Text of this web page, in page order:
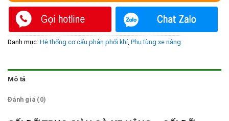
Danh mục: Hệ thống cơ cấu phân phối khí Phụ tùng xe nâng
Mô tả
Đánh giá (0)